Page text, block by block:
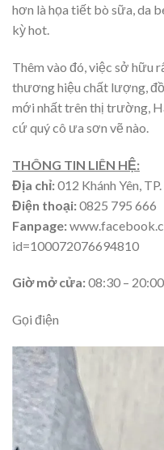
hơn là họa tiết bò sữa, da
kỳ hot.
Thêm vào đó, việc sở hữu
thương hiệu chất lượng,
mới nhất trên thị trường,
cứ quý cô ưa sơn vẽ nào.
THÔNG TIN LIÊN HỆ:
Địa chỉ:012 Khánh Yên,
Điện thoại:0825 795 666
Fanpage:
id=100072076694810
Giờ mở cửa:08:30 – 20:00
Gọi điện